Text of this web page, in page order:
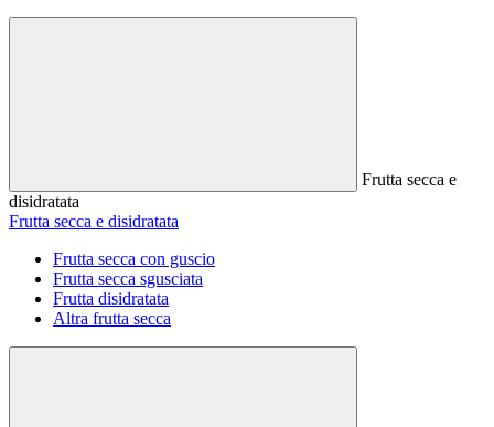
Frutta secca e
disidratata
Frutta secca e disidratata
Frutta secca con guscio
Frutta secca sgusciata
Frutta disidratata
Altra frutta secca